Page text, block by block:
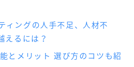
ィングの人手不足、人材不
えるには？
とメリット 選び方のコツも紹